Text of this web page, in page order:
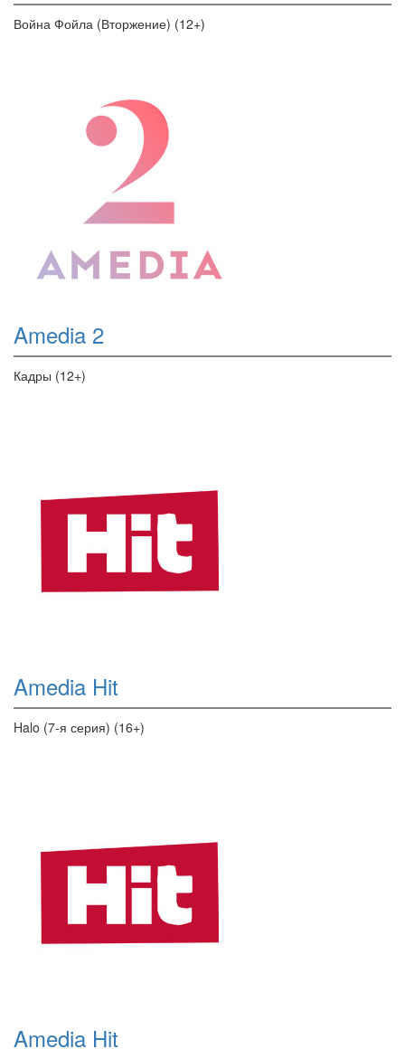
Война Фойла (Вторжение) (12+)
Amedia 2
Кадры (12+)
Amedia Hit
Halo (7-я серия) (16+)
Amedia Hit